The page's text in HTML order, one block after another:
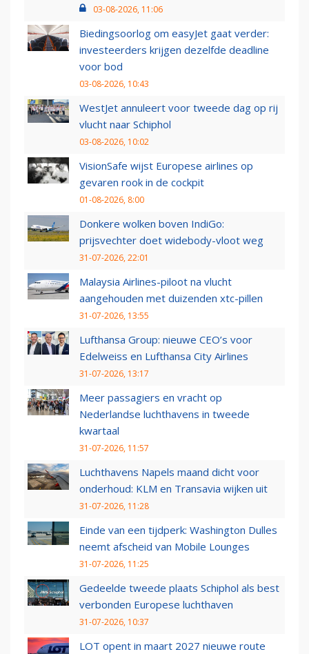
03-08-2026, 11:06
Biedingsoorlog om easyJet gaat verder:
investeerders krijgen dezelfde deadline
voor bod
03-08-2026, 10:43
WestJet annuleert voor tweede dag op rij
vlucht naar Schiphol
03-08-2026, 10:02
VisionSafe wijst Europese airlines op
gevaren rook in de cockpit
01-08-2026, 8:00
Donkere wolken boven IndiGo:
prijsvechter doet widebody-vloot weg
31-07-2026, 22:01
Malaysia Airlines-piloot na vlucht
aangehouden met duizenden xtc-pillen
31-07-2026, 13:55
Lufthansa Group: nieuwe CEO’s voor
Edelweiss en Lufthansa City Airlines
31-07-2026, 13:17
Meer passagiers en vracht op
Nederlandse luchthavens in tweede
kwartaal
31-07-2026, 11:57
Luchthavens Napels maand dicht voor
onderhoud: KLM en Transavia wijken uit
31-07-2026, 11:28
Einde van een tijdperk: Washington Dulles
neemt afscheid van Mobile Lounges
31-07-2026, 11:25
Gedeelde tweede plaats Schiphol als best
verbonden Europese luchthaven
31-07-2026, 10:37
LOT opent in maart 2027 nieuwe route